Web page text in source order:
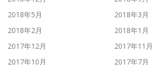
2018年5月
2018年3月
2018年2月
2018年1月
2017年12月
2017年11月
2017年10月
2017年7月